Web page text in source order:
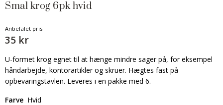
Smal krog 6pk hvid
Anbefalet pris
35 kr
U-formet krog egnet til at hænge mindre sager på, for eksempel
håndarbejde, kontorartikler og skruer. Hægtes fast på
opbevaringstavlen. Leveres i en pakke med 6.
Farve Hvid